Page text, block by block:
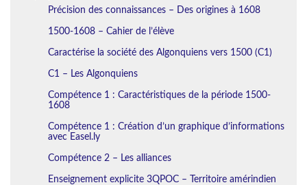
Précision des connaissances – Des origines à 1608
1500-1608 – Cahier de l’élève
Caractérise la société des Algonquiens vers 1500 (C1)
C1 – Les Algonquiens
Compétence 1 : Caractéristiques de la période 1500-
1608
Compétence 1 : Création d’un graphique d’informations
avec Easel.ly
Compétence 2 – Les alliances
Enseignement explicite 3QPOC – Territoire amérindien